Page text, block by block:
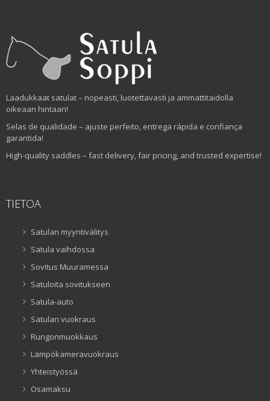
Laadukkaat satulat – nopeasti, luotettavasti ja ammattitaidolla
oikeaan hintaan!
Selas de qualidade – ajuste perfeito, entrega rápida e confiança
garantida!
High-quality saddles – fast delivery, fair pricing, and trusted expertise!
TIETOA
Satulan myyntivälitys
Satula vaihdossa
Sovitus Muuramessa
Satuloita sovitukseen
Satula-auto
Satulan vuokraus
Rungonmuokkaus
Lämpökameravuokraus
Yhteistyössä
Osamaksu